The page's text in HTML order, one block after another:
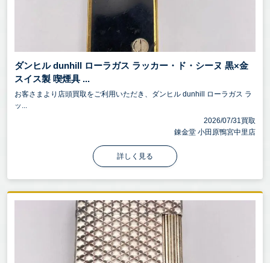
ダンヒル dunhill ローラガス ラッカー・ド・シーヌ 黒×金
スイス製 喫煙具 ...
お客さまより店頭買取をご利用いただき、ダンヒル dunhill ローラガス ラ
ッ...
2026/07/31買取
錬金堂 小田原鴨宮中里店
詳しく見る